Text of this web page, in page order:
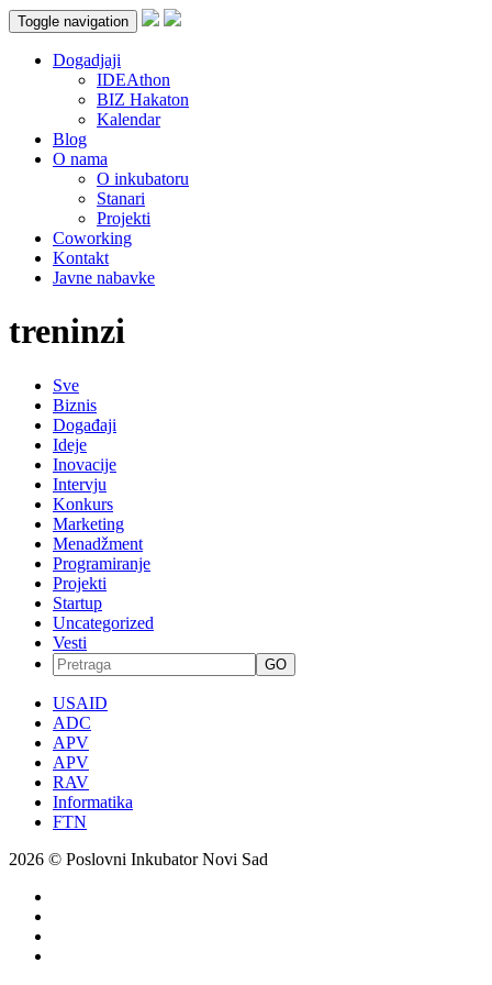
Toggle navigation
Dogadjaji
IDEAthon
BIZ Hakaton
Kalendar
Blog
O nama
O inkubatoru
Stanari
Projekti
Coworking
Kontakt
Javne nabavke
treninzi
Sve
Biznis
Događaji
Ideje
Inovacije
Intervju
Konkurs
Marketing
Menadžment
Programiranje
Projekti
Startup
Uncategorized
Vesti
GO
USAID
ADC
APV
APV
RAV
Informatika
FTN
2026 © Poslovni Inkubator Novi Sad